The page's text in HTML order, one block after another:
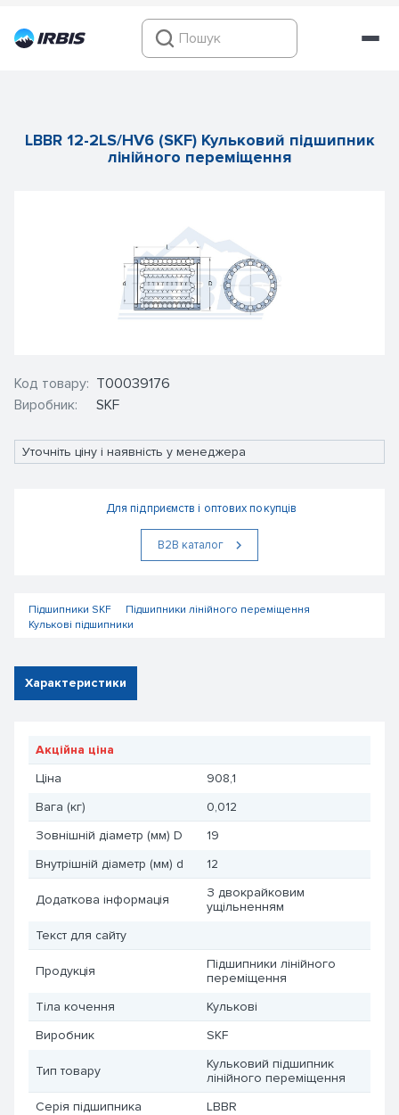
LBBR 12-2LS/HV6 (SKF) Кульковий підшипник
лінійного переміщення
Код товару:
Виробник:
Т00039176
SKF
Уточніть ціну і наявність у менеджера
Для підприємств і оптових покупців
В2В каталог
Підшипники SKF
Підшипники лінійного переміщення
Кулькові підшипники
Характеристики
Акційна ціна
Ціна
908,1
Вага (кг)
0,012
Зовнішній діаметр (мм) D
19
Внутрішній діаметр (мм) d
12
Додаткова інформація
З двокрайковим
ущільненням
Текст для сайту
Продукція
Підшипники лінійного
переміщення
Тіла кочення
Кулькові
Виробник
SKF
Тип товару
Кульковий підшипник
лінійного переміщення
Серія підшипника
LBBR